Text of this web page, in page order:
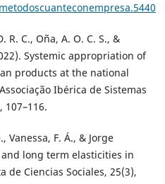
R. C., Oña, A. O. C. S., &
Systemic appropriation of
products at the national
Ibérica de Sistemas
107–116.
Vanessa, F. Á., & Jorge
long term elasticities in
de Ciencias Sociales, 25(3),